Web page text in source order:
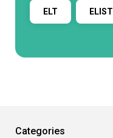
ELT ELIST
Categories